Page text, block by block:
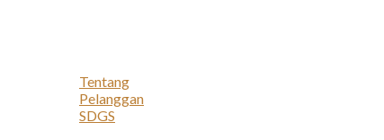
Tentang
Pelanggan
SDGS